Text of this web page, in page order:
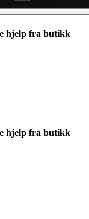
hjelp fra butikk
hjelp fra butikk